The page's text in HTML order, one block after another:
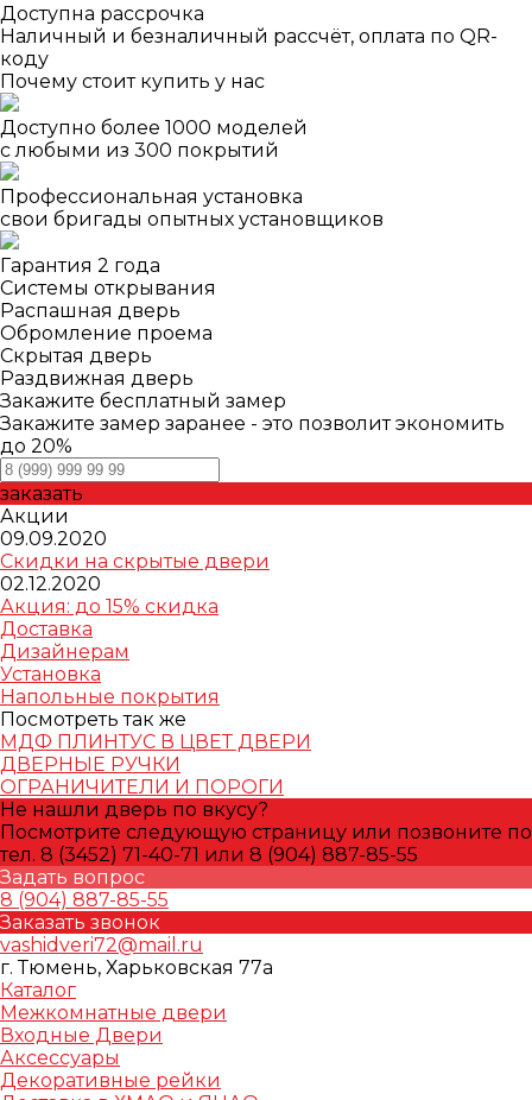
Доступна рассрочка
Наличный и безналичный рассчёт, оплата по QR-
коду
Почему стоит купить у нас
Доступно более 1000 моделей
с любыми из 300 покрытий
Профессиональная установка
свои бригады опытных установщиков
Гарантия 2 года
Системы открывания
Распашная дверь
Обромление проема
Скрытая дверь
Раздвижная дверь
Закажите бесплатный замер
Закажите замер заранее - это позволит экономить
до 20%
заказать
Акции
09.09.2020
Скидки на скрытые двери
02.12.2020
Акция: до 15% скидка
Доставка
Дизайнерам
Установка
Напольные покрытия
Посмотреть так же
МДФ ПЛИНТУС В ЦВЕТ ДВЕРИ
ДВЕРНЫЕ РУЧКИ
ОГРАНИЧИТЕЛИ И ПОРОГИ
Не нашли дверь по вкусу?
Посмотрите следующую страницу или позвоните по
тел. 8 (3452) 71-40-71 или 8 (904) 887-85-55
Задать вопрос
8 (904) 887-85-55
Заказать звонок
vashidveri72@mail.ru
г. Тюмень, Харьковская 77а
Каталог
Межкомнатные двери
Входные Двери
Аксессуары
Декоративные рейки